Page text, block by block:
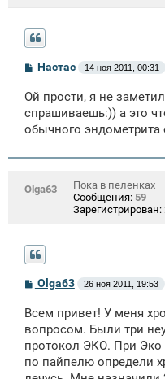
С
о
б
щ
н
е
Настас 14 ноя 2011, 00:31
Ой прости, я не
спрашиваешь:)) а это
обычного эндометрита
Olga63
Пока в пеленках
Сообщения: 59
Зарегистрирован:
С
о
б
щ
н
и
Olga63 26 ноя 2011, 19:53
Всем привет! У меня
вопросом. Были три
протокол ЭКО. При Эко
по пайпелю определи